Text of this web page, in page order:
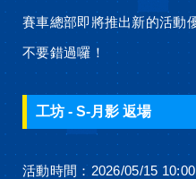
賽車總部即將推出新的活動
不要錯過囉！
工坊 - S-月影 返場
活動時間：2026/05/15